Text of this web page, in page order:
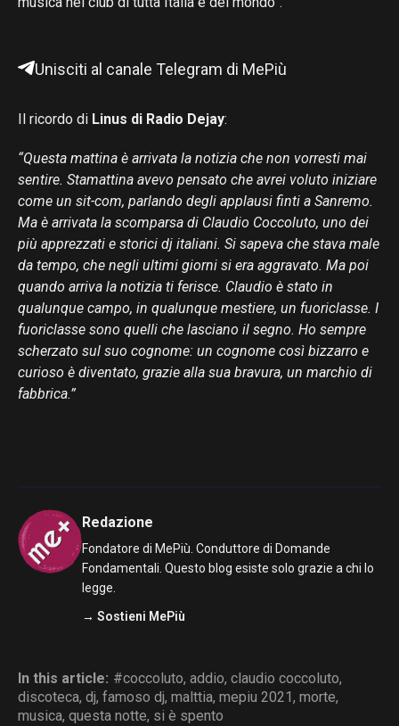
Unisciti al canale Telegram di MePiù
Il ricordo di Linus di Radio Dejay:
“Questa mattina è arrivata la notizia che non vorresti mai
sentire. Stamattina avevo pensato che avrei voluto iniziare
come un sit-com, parlando degli applausi finti a Sanremo.
Ma è arrivata la scomparsa di Claudio Coccoluto, uno dei
più apprezzati e storici dj italiani. Si sapeva che stava male
da tempo, che negli ultimi giorni si era aggravato. Ma poi
quando arriva la notizia ti ferisce. Claudio è stato in
qualunque campo, in qualunque mestiere, un fuoriclasse. I
fuoriclasse sono quelli che lasciano il segno. Ho sempre
scherzato sul suo cognome: un cognome così bizzarro e
curioso è diventato, grazie alla sua bravura, un marchio di
fabbrica.”
Redazione
Fondatore di MePiù. Conduttore di Domande
Fondamentali. Questo blog esiste solo grazie a chi lo
legge.
→ Sostieni MePiù
In this article: #coccoluto, addio, claudio coccoluto,
discoteca, dj, famoso dj, malttia, mepiu 2021 , morte,
musica, questa notte, si è spento